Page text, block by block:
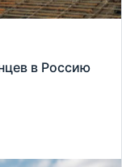
в Россию